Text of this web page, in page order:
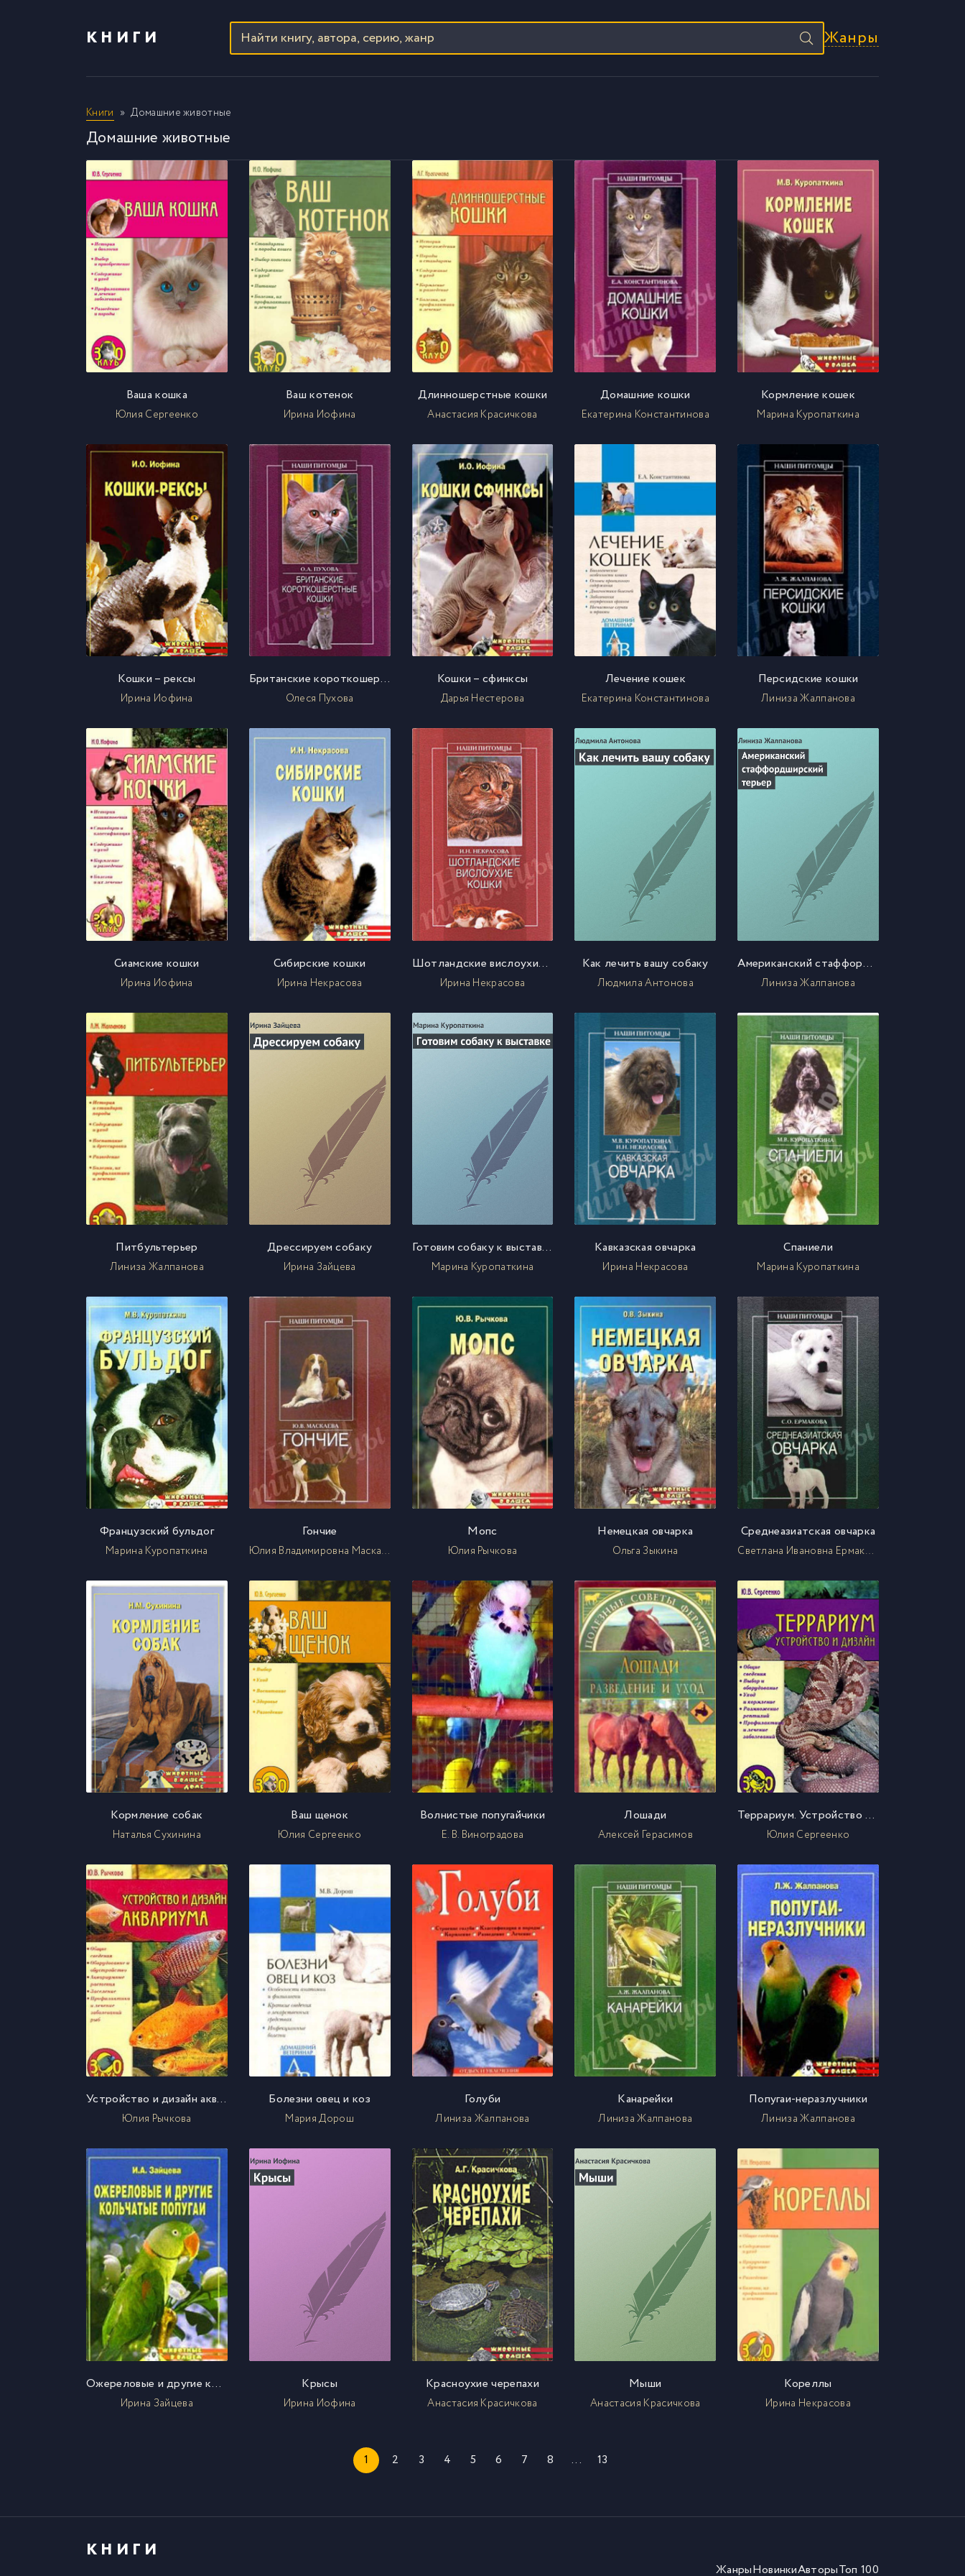
КНИГИ Жанры
Книги Домашние животные
Домашние животные
Ваша кошка
Юлия Сергеенко
Ваш котенок
Ирина Иофина
Длинношерстные кошки
Анастасия Красичкова
Домашние кошки
Екатерина Константинова
Кормление кошек
Марина Куропаткина
Кошки – рексы
Ирина Иофина
Британские короткошерстные кошки
Олеся Пухова
Кошки – сфинксы
Дарья Нестерова
Лечение кошек
Екатерина Константинова
Персидские кошки
Линиза Жалпанова
Сиамские кошки
Ирина Иофина
Сибирские кошки
Ирина Некрасова
Шотландские вислоухие кошки
Ирина Некрасова
Как лечить вашу собаку
Людмила Антонова
Американский стаффордширский терьер
Линиза Жалпанова
Питбультерьер
Линиза Жалпанова
Дрессируем собаку
Ирина Зайцева
Готовим собаку к выставке
Марина Куропаткина
Кавказская овчарка
Ирина Некрасова
Спаниели
Марина Куропаткина
Французский бульдог
Марина Куропаткина
Гончие
Юлия Владимировна Маскаева
Мопс
Юлия Рычкова
Немецкая овчарка
Ольга Зыкина
Среднеазиатская овчарка
Светлана Ивановна Ермакова
Кормление собак
Наталья Сухинина
Ваш щенок
Юлия Сергеенко
Волнистые попугайчики
Е. В. Виноградова
Лошади
Алексей Герасимов
Террариум. Устройство и дизайн
Юлия Сергеенко
Устройство и дизайн аквариума
Юлия Рычкова
Болезни овец и коз
Мария Дорош
Голуби
Линиза Жалпанова
Канарейки
Линиза Жалпанова
Попугаи-неразлучники
Линиза Жалпанова
Ожереловые и другие кольчатые попугаи
Ирина Зайцева
Крысы
Ирина Иофина
Красноухие черепахи
Анастасия Красичкова
Мыши
Анастасия Красичкова
Кореллы
Ирина Некрасова
1 2 3 4 5 6 7 8 ... 13
КНИГИ
ЖанрыНовинкиАвторыТоп 100